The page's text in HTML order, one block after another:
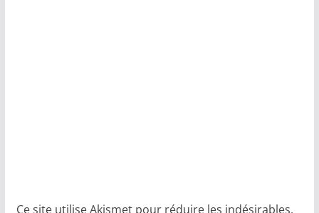
Ce site utilise Akismet pour réduire les indésirables.